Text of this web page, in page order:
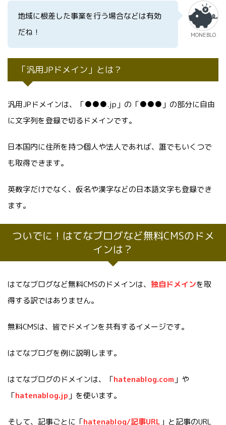
地域に根差した事業を行う場合などは有効
だね！
MONEBLO
「汎用JPドメイン」とは？
汎用JPドメインは、「●●●.jp」の「●●●」の部分に自由
に文字列を登録で切るドメインです。
日本国内に住所を持つ個人や法人であれば、誰でもいくつで
も取得できます。
英数字だけでなく、仮名や漢字などの日本語文字も登録でき
ます。
ついでに！はてなブログなど無料CMSのドメ
インは？
はてなブログなど無料CMSのドメインは、 独自ドメインを取
得する訳ではありません。
無料CMSは、皆でドメインを共有するイメージです。
はてなブログを例に説明します。
はてなブログのドメインは、「hatenablog.com 」や
「hatenablog.jp 」を使います。
そして、記事ごとに「hatenablog/記事URL 」と記事のURL